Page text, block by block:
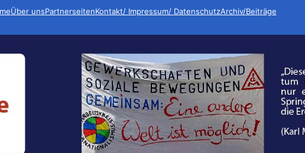
Über unsPartnerseitenKontakt/ Impressum/ DatenschutzArchiv/Beiträge